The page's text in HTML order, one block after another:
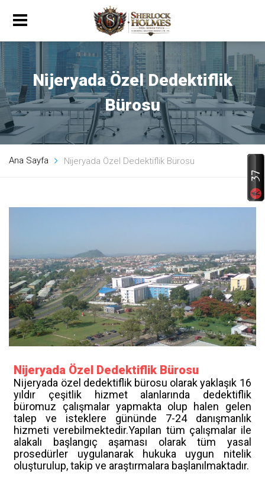
Nijeryada Özel Dedektiflik
Bürosu
Ana Sayfa Nijeryada Özel Dedektiflik Bürosu
Nijeryada Özel Dedektiflik Bürosu
Nijeryada özel dedektiflik bürosu olarak yaklaşık 16
yıldır çeşitlik hizmet alanlarında dedektiflik
büromuz çalışmalar yapmakta olup halen gelen
talep ve isteklere gününde 7-24 danışmanlık
hizmeti verebilmektedir.Yapılan tüm çalışmalar ile
alakalı başlangıç aşaması olarak tüm yasal
prosedürler uygulanarak hukuka uygun nitelik
oluşturulup, takip ve araştırmalara başlanılmaktadır.